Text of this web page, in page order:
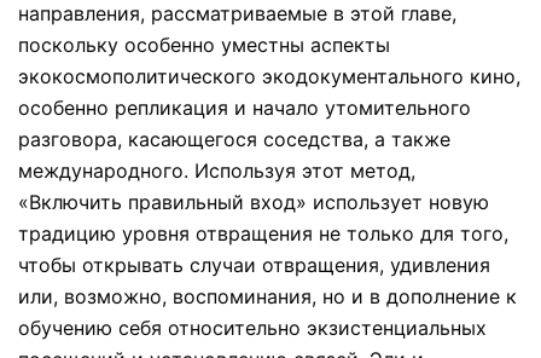
направления, рассматриваемые в этой главе,
поскольку особенно уместны аспекты
экокосмополитического экодокументального кино,
особенно репликация и начало утомительного
разговора, касающегося соседства, а также
международного. Используя этот метод,
«Включить правильный вход» использует новую
традицию уровня отвращения не только для того,
чтобы открывать случаи отвращения, удивления
или, возможно, воспоминания, но и в дополнение к
обучению себя относительно экзистенциальных